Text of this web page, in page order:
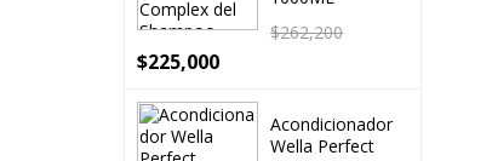
$262,200
$225,000
Acondicionador
Wella Perfect